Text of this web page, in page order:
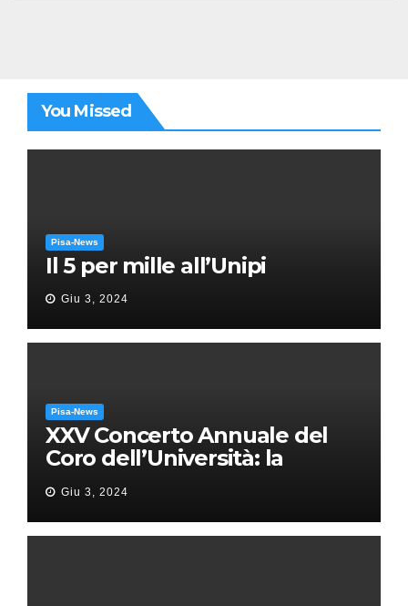
You Missed
Pisa-News
Il 5 per mille all’Unipi
Giu 3, 2024
Pisa-News
XXV Concerto Annuale del
Coro dell’Università: la
“Messa in gloria” di Giacomo
Puccini
Giu 3, 2024